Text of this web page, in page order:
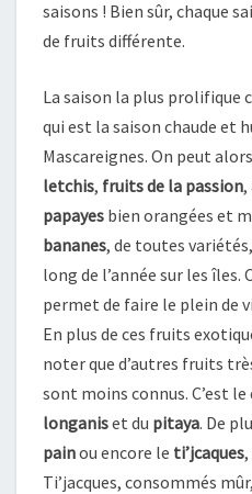
saisons ! Bien sûr, chaque
de fruits différente.
La saison la plus prolifique
qui est la saison chaude et
Mascareignes. On peut
letchis, fruits de la passion,
papayes bien orangées et
bananes, de toutes
long de l’année sur les îles.
permet de faire le plein de
En plus de ces fruits
noter que d’autres fruits
sont moins connus. C’est le
longaniset du pitaya. De
painou encore le ti’jcaques
Ti’jacques, consommés